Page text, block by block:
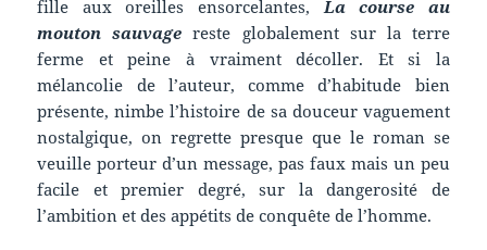
fille aux oreilles ensorcelantes,La course au
mouton sauvage reste globalement sur la terre
ferme et peine à vraiment décoller. Et si la
mélancolie de l’auteur, comme d’habitude bien
présente, nimbe l’histoire de sa douceur vaguement
nostalgique, on regrette presque que le roman se
veuille porteur d’un message, pas faux mais un peu
facile et premier degré, sur la dangerosité de
l’ambition et des appétits de conquête de l’homme.